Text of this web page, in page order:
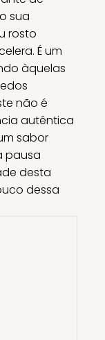
sua
rosto
É um
àquelas
não é
autêntica
sabor
pausa
desta
dessa